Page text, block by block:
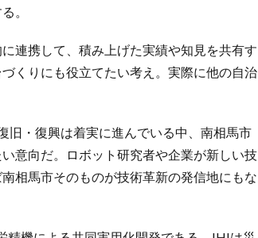
。
連携して、積み上げた実績や知見を共有す
くりにも役立てたい考え。実際に他の自治
旧・復興は着実に進んでいる中、南相馬市
意向だ。ロボット研究者や企業が新しい技
相馬市そのものが技術革新の発信地にもな